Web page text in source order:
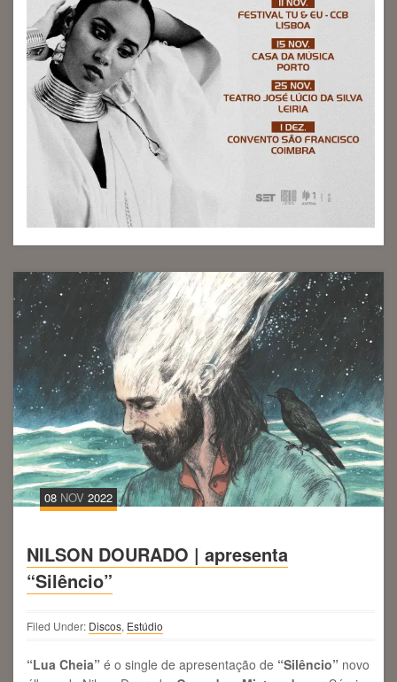
08 NOV 2022
NILSON DOURADO | apresenta
“Silêncio”
Filed Under: Discos, Estúdio
“Lua Cheia” é o single de apresentação de “Silêncio” novo